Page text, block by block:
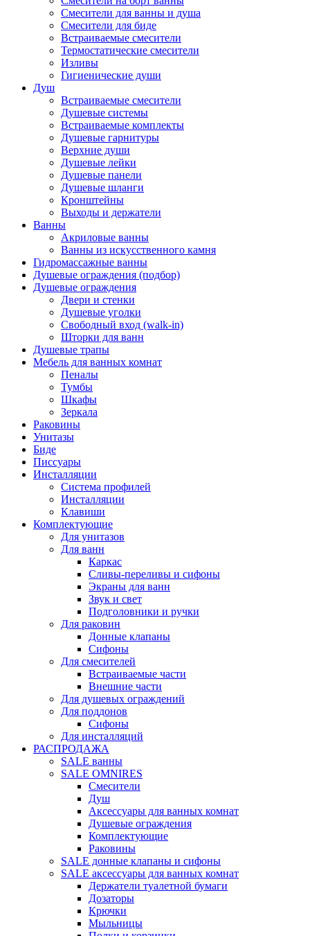
Смесители для ванны и душа
Смесители для биде
Встраиваемые смесители
Термостатические смесители
Изливы
Гигиенические души
Душ
Встраиваемые смесители
Душевые системы
Встраиваемые комплекты
Душевые гарнитуры
Верхние души
Душевые лейки
Душевые панели
Душевые шланги
Кронштейны
Выходы и держатели
Ванны
Акриловые ванны
Ванны из искусственного камня
Гидромассажные ванны
Душевые ограждения (подбор)
Душевые ограждения
Двери и стенки
Душевые уголки
Свободный вход (walk-in)
Шторки для ванн
Душевые трапы
Мебель для ванных комнат
Пеналы
Тумбы
Шкафы
Зеркала
Раковины
Унитазы
Биде
Писсуары
Инсталляции
Система профилей
Инсталляции
Клавиши
Комплектующие
Для унитазов
Для ванн
Каркас
Сливы-переливы и сифоны
Экраны для ванн
Звук и свет
Подголовники и ручки
Для раковин
Донные клапаны
Сифоны
Для смесителей
Встраиваемые части
Внешние части
Для душевых ограждений
Для поддонов
Сифоны
Для инсталляций
РАСПРОДАЖА
SALE ванны
SALE OMNIRES
Смесители
Душ
Аксессуары для ванных комнат
Душевые ограждения
Комплектующие
Раковины
SALE донные клапаны и сифоны
SALE аксессуары для ванных комнат
Держатели туалетной бумаги
Дозаторы
Крючки
Мыльницы